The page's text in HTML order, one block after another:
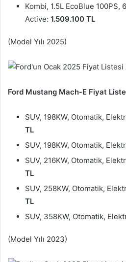
Kombi, 1.5L EcoBlue 100PS,
Active: 1.509.100 TL
(Model Yılı 2025)
Ford Mustang Mach-E Fiyat
SUV, 198KW, Otomatik,
TL
SUV, 198KW, Otomatik,
SUV, 216KW, Otomatik,
TL
SUV, 258KW, Otomatik,
TL
SUV, 358KW, Otomatik,
(Model Yılı 2023)